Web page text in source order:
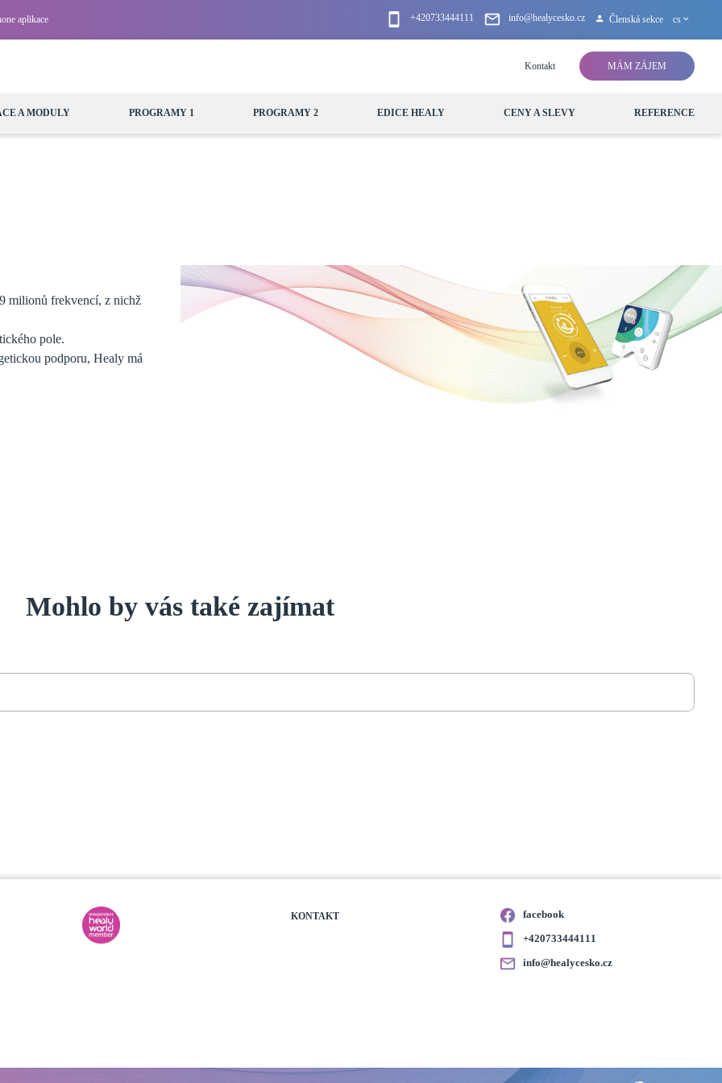
aplikace +420733444111 info@healycesko.cz Členská sekce cs
Kontakt MÁM ZÁJEM
A MODULY PROGRAMY 1 PROGRAMY 2 EDICE HEALY CENY A SLEVY REFERENCE
milionů frekvencí, z nichž
pole.
podporu, Healy má
Mohlo by vás také zajímat
KONTAKT facebook
+420733444111
info@healycesko.cz